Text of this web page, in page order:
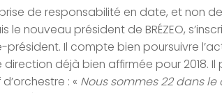
de responsabilité en date, et non
le nouveau président de BRÉZEO,
Il compte bien poursuivre
direction déjà bien affirmée pour 2018.
: « Nous sommes 22 dans